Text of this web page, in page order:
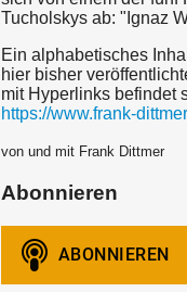
Tucholskys ab: "Ignaz
Ein alphabetisches
hier bisher
mit Hyperlinks befindet
https://www.frank-
von und mit Frank Dittmer
Abonnieren